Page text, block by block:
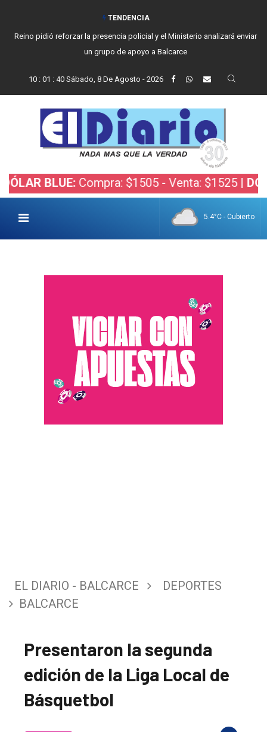
TENDENCIA
Reino pidió reforzar la presencia policial y el Ministerio analizará enviar
un grupo de apoyo a Balcarce
10 : 01 : 41 Sábado, 8 De Agosto - 2026
BLUE:Compra: $1505 - Venta: $1525 |DÓLAR
5.4°C - Cubierto
EL DIARIO - BALCARCE
DEPORTES
BALCARCE
Presentaron la segunda
edición de la Liga Local de
Básquetbol